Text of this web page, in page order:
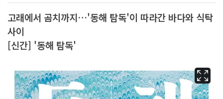
고래에서 곰치까지…'동해 탐독'이 따라간 바다와 식탁
사이
[신간] '동해 탐독'